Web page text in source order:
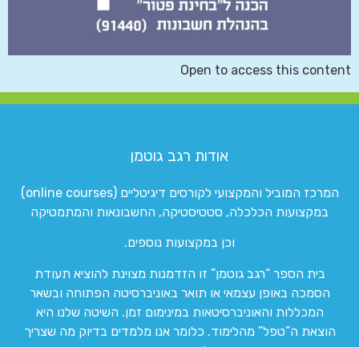
Open to access this content
אודות רגב גוטמן
המרכז המוביל והמקצועי לקורסים דיגיטליים (online courses)
במקצועות הכלכלה, סטטיסטיקה, החשבונאות והמתמטיקה
וכן במקצועות נוספים.
בית הספר “רגב גוטמן” זו הזדמנות מצוינת להוציא תעודת
הסמכה באופן עצמאי או תואר באוניברסיטה הפתוחה ובשאר
המכללות והאוניברסיטאות במינימום זמן. השיטה שלנו היא
הוצאת ה”טפל” מהלימוד. כלומר אנו מלמדים בדיוק מה שצריך